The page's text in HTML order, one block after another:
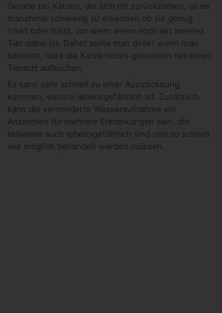
Gerade bei Katzen, die sich oft zurückziehen, ist es
manchmal schwierig zu erkennen ob sie genug
trinkt oder frisst, vor allem wenn noch ein zweites
Tier dabei ist. Daher sollte man direkt wenn man
bemerkt, dass die Katze nichts getrunken hat einen
Tierarzt aufsuchen.
Es kann sehr schnell zu einer Austrocknung
kommen, welche lebensgefährlich ist. Zusätzlich
kann die verminderte Wasseraufnahme ein
Anzeichen für mehrere Erkrankungen sein, die
teilweise auch lebensgefährlich sind und so schnell
wie möglich behandelt werden müssen.